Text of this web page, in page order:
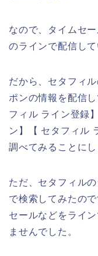
なので、タイムセ
のラインで配信し
だから、セタフィ
ポンの情報を配信
フィル ライン登録
ン】【 セタフィル
調べてみることにし
ただ、セタフィル
で検索してみたの
セールなどをライ
ませんでした。